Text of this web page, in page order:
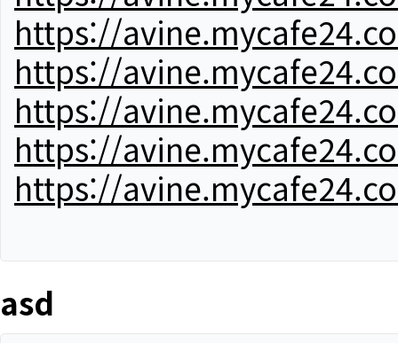
https://
https://
https://
https://
https://
asd